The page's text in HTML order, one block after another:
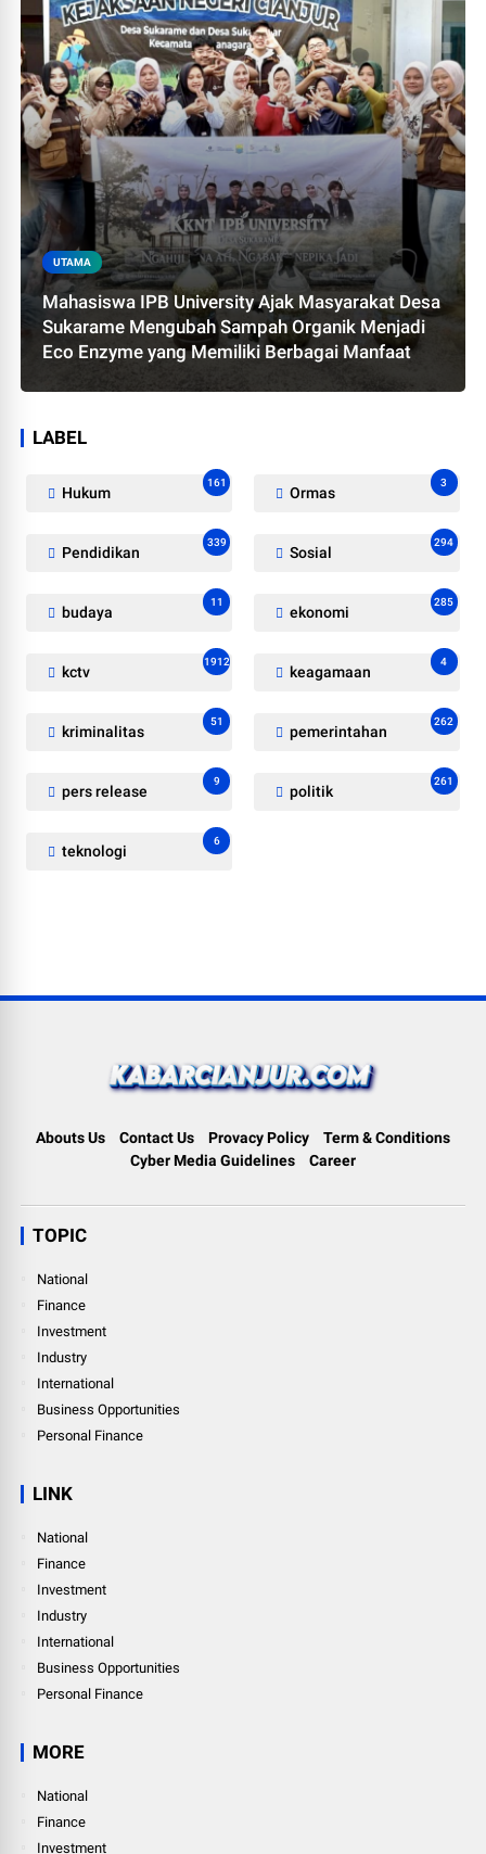
UTAMA
Mahasiswa IPB University Ajak Masyarakat Desa
Sukarame Mengubah Sampah Organik Menjadi
Eco Enzyme yang Memiliki Berbagai Manfaat
LABEL
Hukum
161
Ormas
3
Pendidikan
339
Sosial
294
budaya
11
ekonomi
285
kctv
1912
keagamaan
4
kriminalitas
51
pemerintahan
262
pers release
9
politik
261
teknologi
6
Abouts Us Contact Us Provacy Policy
Term & Conditions
Cyber Media Guidelines
Career
TOPIC
National
Finance
Investment
Industry
International
Business Opportunities
Personal Finance
LINK
National
Finance
Investment
Industry
International
Business Opportunities
Personal Finance
MORE
National
Finance
Investment